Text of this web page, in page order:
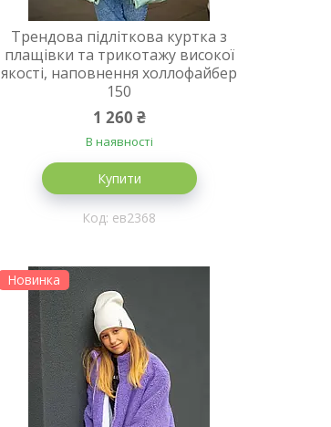
Трендова підліткова куртка з
плащівки та трикотажу високої
якості, наповнення холлофайбер
150
1 260 ₴
В наявності
Купити
ев2368
Новинка